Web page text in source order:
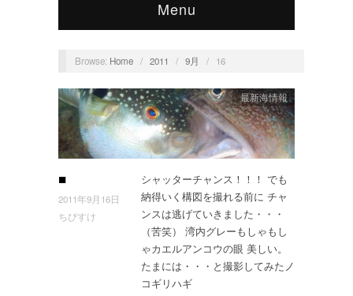
Menu
Browse: Home / 2011 / 9月 / 16
■
2011年9月16日
ちびすけ
最新海情報
シャッターチャンス！！！ でも
納得いく構図を撮れる前に チャ
ンスは逃げていきました・・・
（苦笑） 湾内グレーもしゃもし
ゃカエルアンコウの眼 美しい。
たまには・・・と撮影してみたノ
コギリハギ